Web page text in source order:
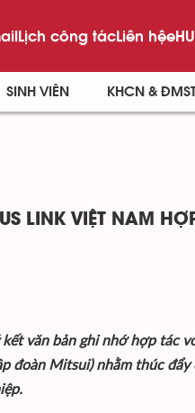
Lịch công tácLiên hệ
SINH VIÊN KHCN &
LINK VIỆT NAM
văn bản ghi nhớ hợp tác
đoàn Mitsui) nhằm thúc